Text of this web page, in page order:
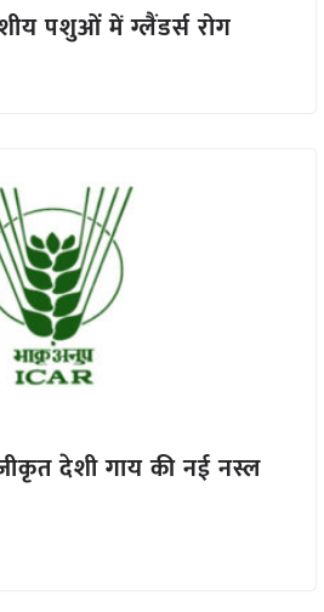
पशुओं में ग्लैंडर्स रोग
देशी गाय की नई नस्ल